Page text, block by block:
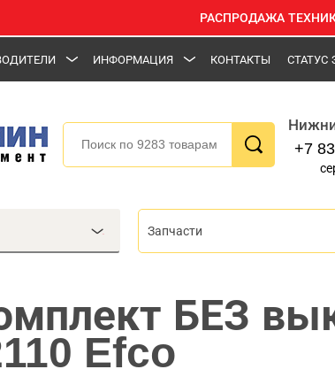
РАСПРОДАЖА
ИНФОРМАЦИЯ КОНТАКТЫ СТАТУС
+7
Запчасти
БЕЗ
Efco